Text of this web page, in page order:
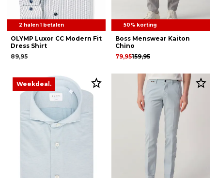
2 halen 1 betalen
OLYMP Luxor CC Modern Fit
Dress Shirt
89,95
50% korting
Boss Menswear Kaiton
Chino
159,95
79,95
Weekdeal.